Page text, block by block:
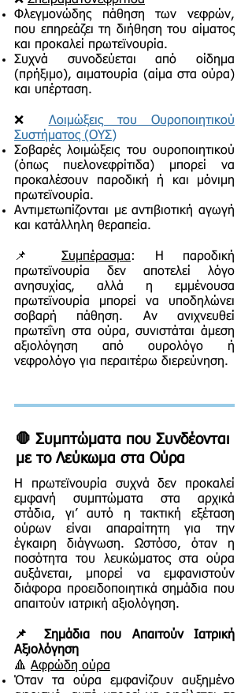
Φλεγμονώδης πάθηση των νεφρών,
που επηρεάζει τη διήθηση του αίματος
και προκαλεί πρωτεϊνουρία.
Συχνά συνοδεύεται από οίδημα
(πρήξιμο), αιματουρία (αίμα στα ούρα)
και υπέρταση.
❌ Λοιμώξεις του Ουροποιητικού
Συστήματος (ΟΥΣ)
Σοβαρές λοιμώξεις του ουροποιητικού
(όπως πυελονεφρίτιδα) μπορεί να
προκαλέσουν παροδική ή και μόνιμη
πρωτεϊνουρία.
Αντιμετωπίζονται με αντιβιοτική αγωγή
και κατάλληλη θεραπεία.
📌 Συμπέρασμα: Η παροδική
πρωτεϊνουρία δεν αποτελεί λόγο
ανησυχίας, αλλά η εμμένουσα
πρωτεϊνουρία μπορεί να υποδηλώνει
σοβαρή πάθηση. Αν ανιχνευθεί
πρωτεΐνη στα ούρα, συνιστάται άμεση
αξιολόγηση από ουρολόγο ή
νεφρολόγο για περαιτέρω διερεύνηση.
🛑 Συμπτώματα που Συνδέονται
με το Λεύκωμα στα Ούρα
Η πρωτεϊνουρία συχνά δεν προκαλεί
εμφανή συμπτώματα στα αρχικά
στάδια, γι’ αυτό η τακτική εξέταση
ούρων είναι απαραίτητη για την
έγκαιρη διάγνωση. Ωστόσο, όταν η
ποσότητα του λευκώματος στα ούρα
αυξάνεται, μπορεί να εμφανιστούν
διάφορα προειδοποιητικά σημάδια που
απαιτούν ιατρική αξιολόγηση.
📌 Σημάδια που Απαιτούν Ιατρική
Αξιολόγηση
🔺 Αφρώδη ούρα
Όταν τα ούρα εμφανίζουν αυξημένο